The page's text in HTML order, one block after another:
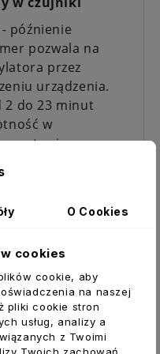
- późnienie
pozwala na
przez
urządzenia.
2 do 23 minut
w
ustawioną na
wentylator
i pracuje do
pracuje
zapobiega
i
z
. Przedłuża
O Cookies
cookies
cookie, aby
na naszej
pliki cookie stron
usług, analizy a
z Twoimi
Twoich zachowań